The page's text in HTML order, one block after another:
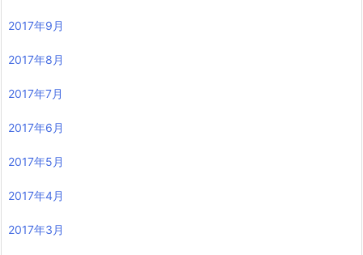
2017年9月
2017年8月
2017年7月
2017年6月
2017年5月
2017年4月
2017年3月